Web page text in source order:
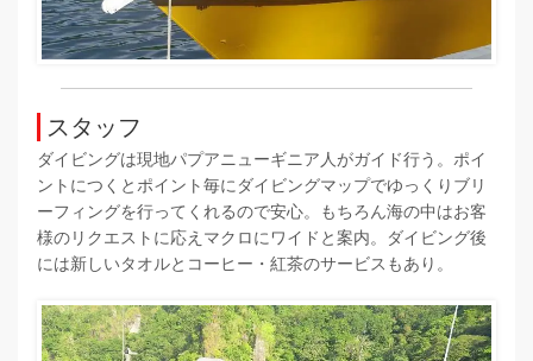
スタッフ
ダイビングは現地パプアニューギニア人がガイド行う。ポイ
ントにつくとポイント毎にダイビングマップでゆっくりブリ
ーフィングを行ってくれるので安心。もちろん海の中はお客
様のリクエストに応えマクロにワイドと案内。ダイビング後
には新しいタオルとコーヒー・紅茶のサービスもあり。